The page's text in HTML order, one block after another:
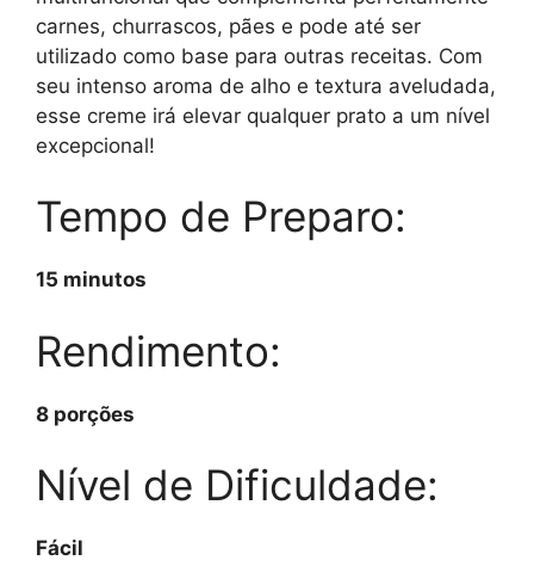
carnes, churrascos, pães e pode até ser
utilizado como base para outras receitas. Com
seu intenso aroma de alho e textura aveludada,
esse creme irá elevar qualquer prato a um nível
excepcional!
Tempo de Preparo:
15 minutos
Rendimento:
8 porções
Nível de Dificuldade:
Fácil